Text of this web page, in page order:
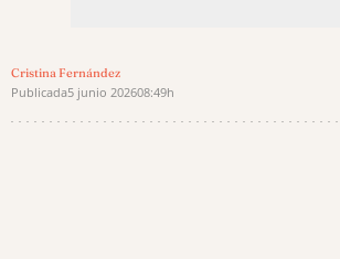
Cristina Fernández
Publicada5 junio 202608:49h